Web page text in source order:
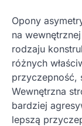
Opony
na
rodzaju
różnych
przyczepność,
Wewnętrzna
bardziej
lepszą